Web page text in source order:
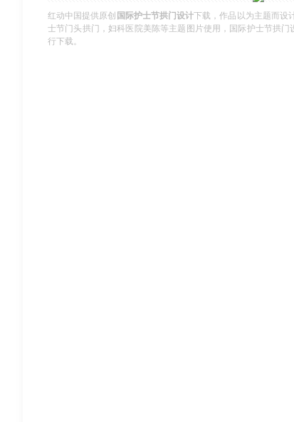
红动中国提供原创 国际护士节拱门设计下载，作品以为主题而设
士节门头拱门，妇科医院美陈等主题图片使用，国际护士节拱门
行下载。